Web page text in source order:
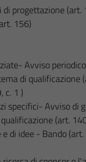
di progettazione (art.
156)
Avviso
di qualificazione
c. 1 )
specifici- Avviso di
(art.
di idee - Bando